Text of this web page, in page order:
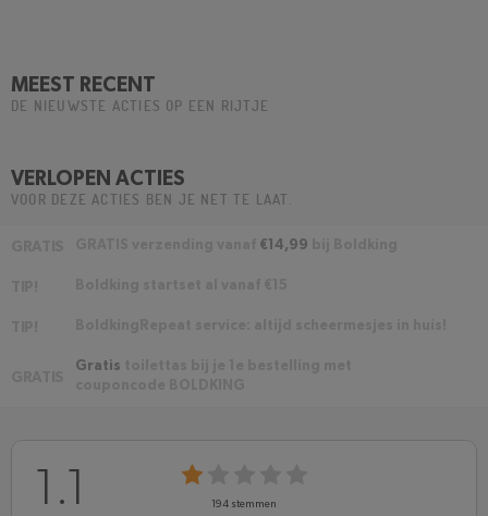
MEEST RECENT
DE NIEUWSTE ACTIES OP EEN RIJTJE
VERLOPEN ACTIES
VOOR DEZE ACTIES BEN JE NET TE LAAT.
€14,99
Gratis
1.1 194 stemmen